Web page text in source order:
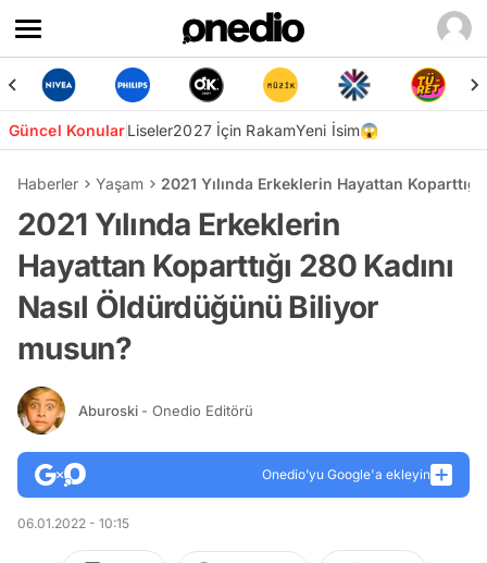
Güncel KonularLiseler2027 İçin RakamYeni İsim😱
Haberler Yaşam 2021 Yılında Erkeklerin Hayattan
2021 Yılında Erkeklerin
Hayattan Koparttığı 280 Kadını
Nasıl Öldürdüğünü Biliyor
musun?
Aburoski - Onedio Editörü
Onedio’yu Google'a ekleyin
06.01.2022 - 10:15